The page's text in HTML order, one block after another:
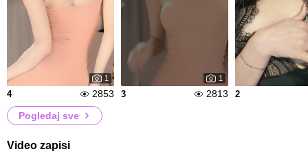
1
4 2853
1
3 2813 2
Pogledaj sve
Video zapisi